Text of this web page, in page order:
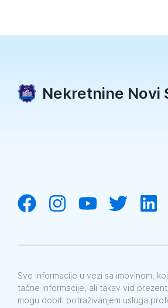
Nekretnine Novi
Sve informacije u vezi sa imovinom,
tačne informacije, ali takav vid
mogu dobiti potraživanjem usluga